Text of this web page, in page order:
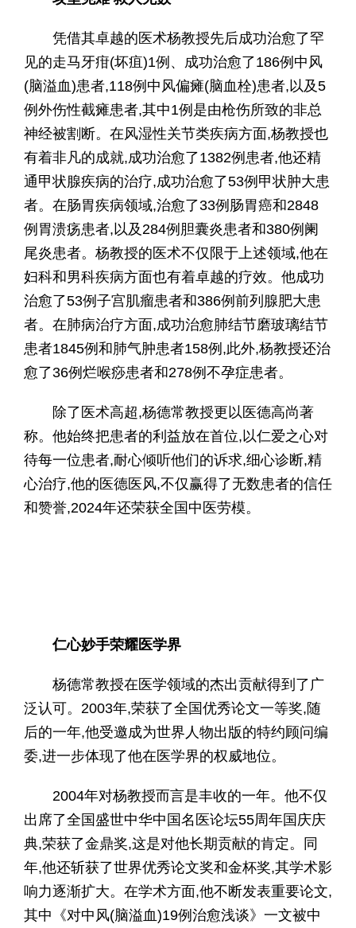
凭借其卓越的医术杨教授先后成功治愈了罕
见的走马牙疳(坏疽)1例、成功治愈了186例中风
(脑溢血)患者,118例中风偏瘫(脑血栓)患者,以及5
例外伤性截瘫患者,其中1例是由枪伤所致的非总
神经被割断。在风湿性关节类疾病方面,杨教授也
有着非凡的成就,成功治愈了1382例患者,他还精
通甲状腺疾病的治疗,成功治愈了53例甲状肿大患
者。在肠胃疾病领域,治愈了33例肠胃癌和2848
例胃溃疡患者,以及284例胆囊炎患者和380例阑
尾炎患者。杨教授的医术不仅限于上述领域,他在
妇科和男科疾病方面也有着卓越的疗效。他成功
治愈了53例子宫肌瘤患者和386例前列腺肥大患
者。在肺病治疗方面,成功治愈肺结节磨玻璃结节
患者1845例和肺气肿患者158例,此外,杨教授还治
愈了36例烂喉痧患者和278例不孕症患者。
除了医术高超,杨德常教授更以医德高尚著
称。他始终把患者的利益放在首位,以仁爱之心对
待每一位患者,耐心倾听他们的诉求,细心诊断,精
心治疗,他的医德医风,不仅赢得了无数患者的信任
和赞誉,2024年还荣获全国中医劳模。
仁心妙手荣耀医学界
杨德常教授在医学领域的杰出贡献得到了广
泛认可。2003年,荣获了全国优秀论文一等奖,随
后的一年,他受邀成为世界人物出版的特约顾问编
委,进一步体现了他在医学界的权威地位。
2004年对杨教授而言是丰收的一年。他不仅
出席了全国盛世中华中国名医论坛55周年国庆庆
典,荣获了金鼎奖,这是对他长期贡献的肯定。同
年,他还斩获了世界优秀论文奖和金杯奖,其学术影
响力逐渐扩大。在学术方面,他不断发表重要论文,
其中《对中风(脑溢血)19例治愈浅谈》一文被中